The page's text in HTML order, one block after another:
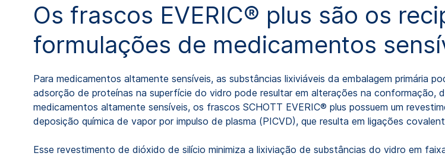
Os frascos EVERIC® plus são os
formulações de medicamentos
Para medicamentos altamente sensíveis, as substâncias lixiviáveis da embalagem primária
adsorção de proteínas na superfície do vidro pode resultar em alterações na conformação,
medicamentos altamente sensíveis, os frascos SCHOTT EVERIC® plus possuem um
deposição química de vapor por impulso de plasma (PICVD), que resulta em ligações
Esse revestimento de dióxido de silício minimiza a lixiviação de substâncias do vidro em